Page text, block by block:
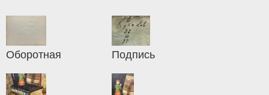
Оборотная Подпись